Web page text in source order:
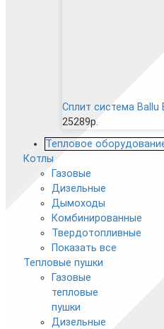
Сплит система Ballu
25289р.
Тепловое
Котлы
Газовые
Дизельные
Дымоходы
Комбинированные
Твердотопливные
Показать все
Тепловые пушки
Газовые
тепловые
пушки
Дизельные